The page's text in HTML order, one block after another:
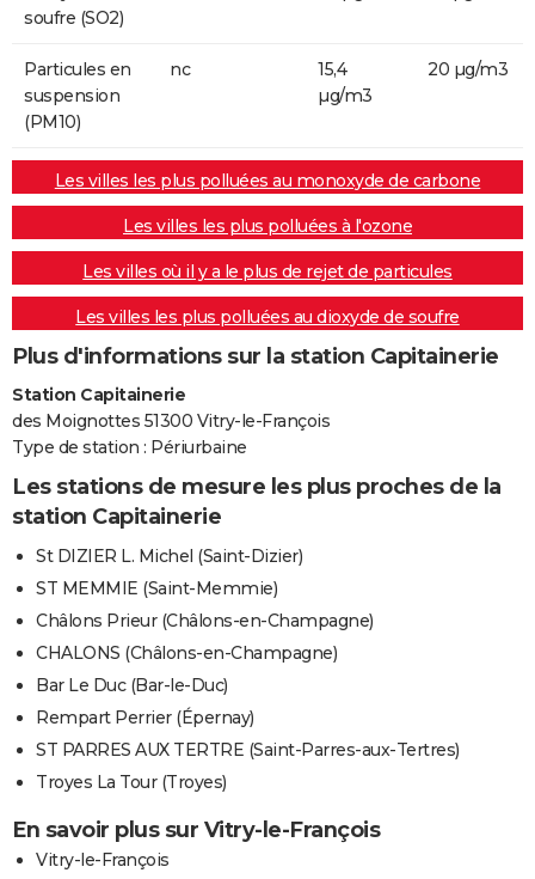
soufre (SO2)
Particules en
suspension
(PM10)
nc
15,4
µg/m3
20 µg/m3
Les villes les plus polluées au monoxyde de carbone
Les villes les plus polluées à l'ozone
Les villes où il y a le plus de rejet de particules
Les villes les plus polluées au dioxyde de soufre
Plus d'informations sur la station Capitainerie
Station Capitainerie
des Moignottes 51300 Vitry-le-François
Type de station : Périurbaine
Les stations de mesure les plus proches de la
station Capitainerie
St DIZIER L. Michel (Saint-Dizier)
ST MEMMIE (Saint-Memmie)
Châlons Prieur (Châlons-en-Champagne)
CHALONS (Châlons-en-Champagne)
Bar Le Duc (Bar-le-Duc)
Rempart Perrier (Épernay)
ST PARRES AUX TERTRE (Saint-Parres-aux-Tertres)
Troyes La Tour (Troyes)
En savoir plus sur Vitry-le-François
Vitry-le-François